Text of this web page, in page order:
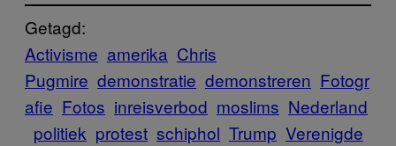
Getagd:
Activisme amerika Chris
Pugmire demonstratie demonstreren Fotogr
afie Fotos inreisverbod moslims Nederland
politiek protest schiphol Trump Verenigde